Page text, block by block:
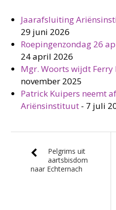
Jaarafsluiting
29 juni 2026
Roepingenzondag 26
24 april 2026
Mgr. Woorts wijdt
november 2025
Patrick Kuipers neemt
Ariënsinstituut - 7 juli
Pelgrims uit
aartsbisdom
naar Echternach